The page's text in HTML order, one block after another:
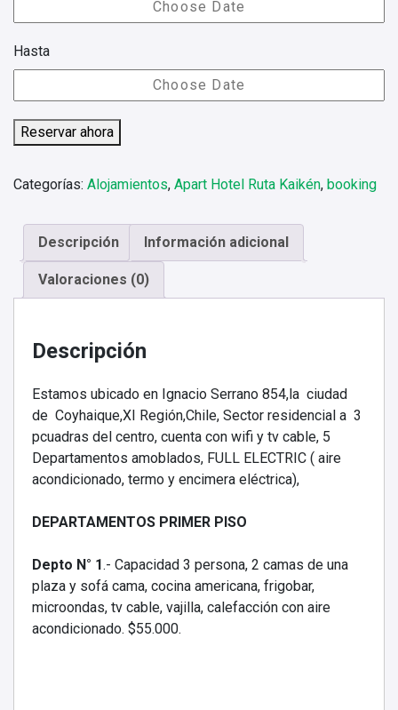
Hasta
Reservar ahora
Categorías: Alojamientos, Apart Hotel Ruta Kaikén, booking
Descripción Información adicional
Valoraciones (0)
Descripción
Estamos ubicado en Ignacio Serrano 854,la ciudad
de Coyhaique,XI Región,Chile, Sector residencial a 3
pcuadras del centro, cuenta con wifi y tv cable, 5
Departamentos amoblados, FULL ELECTRIC ( aire
acondicionado, termo y encimera eléctrica),
DEPARTAMENTOS PRIMER PISO
Depto N° 1.- Capacidad 3 persona, 2 camas de una
plaza y sofá cama, cocina americana, frigobar,
microondas, tv cable, vajilla, calefacción con aire
acondicionado. $55.000.